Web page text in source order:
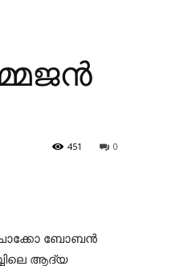
0
451
ബോബന്‍
ആദ്യ